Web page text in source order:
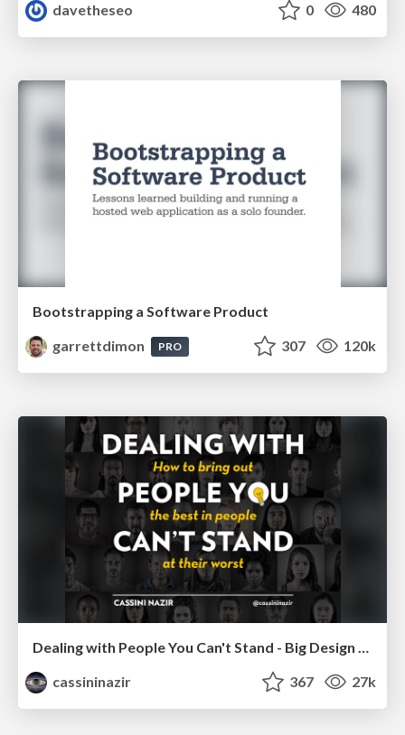
davetheseo
0 480
Bootstrapping a Software Product
garrettdimon
PRO 307 120k
Dealing with People You Can't Stand - Big Design 2015
cassininazir
367 27k